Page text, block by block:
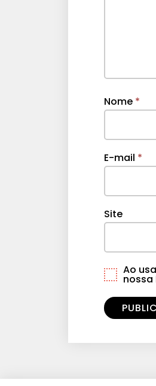
Nome *
E-mail *
Site
Ao
nossa